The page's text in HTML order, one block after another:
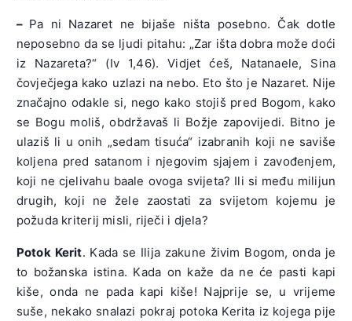
– Pa ni Nazaret ne bijaše ništa posebno. Čak dotle
neposebno da se ljudi pitahu: „Zar išta dobra može doći
iz Nazareta?“ (Iv 1,46). Vidjet ćeš, Natanaele, Sina
čovječjega kako uzlazi na nebo. Eto što je Nazaret. Nije
značajno odakle si, nego kako stojiš pred Bogom, kako
se Bogu moliš, obdržavaš li Božje zapovijedi. Bitno je
ulaziš li u onih „sedam tisuća“ izabranih koji ne saviše
koljena pred satanom i njegovim sjajem i zavođenjem,
koji ne cjelivahu baale ovoga svijeta? Ili si među milijun
drugih, koji ne žele zaostati za svijetom kojemu je
požuda kriterij misli, riječi i djela?
Potok Kerit. Kada se Ilija zakune živim Bogom, onda je
to božanska istina. Kada on kaže da ne će pasti kapi
kiše, onda ne pada kapi kiše! Najprije se, u vrijeme
suše, nekako snalazi pokraj potoka Kerita iz kojega pije